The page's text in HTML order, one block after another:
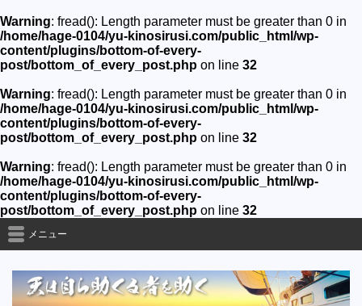
Warning: fread(): Length parameter must be greater than 0 in
/home/hage-0104/yu-kinosirusi.com/public_html/wp-
content/plugins/bottom-of-every-
post/bottom_of_every_post.php on line 32
Warning: fread(): Length parameter must be greater than 0 in
/home/hage-0104/yu-kinosirusi.com/public_html/wp-
content/plugins/bottom-of-every-
post/bottom_of_every_post.php on line 32
Warning: fread(): Length parameter must be greater than 0 in
/home/hage-0104/yu-kinosirusi.com/public_html/wp-
content/plugins/bottom-of-every-
post/bottom_of_every_post.php on line 32
メニュー